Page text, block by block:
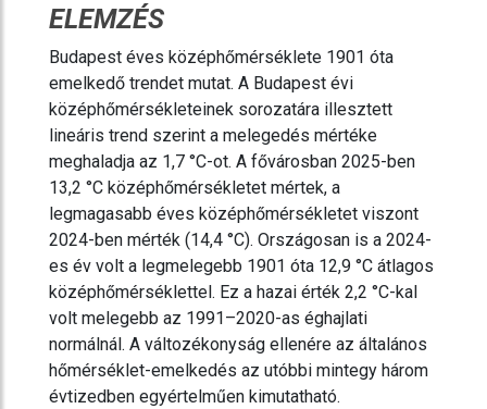
ELEMZÉS
Budapest éves középhőmérséklete 1901 óta
emelkedő trendet mutat. A Budapest évi
középhőmérsékleteinek sorozatára illesztett
lineáris trend szerint a melegedés mértéke
meghaladja az 1,7 °C-ot. A fővárosban 2025-ben
13,2 °C középhőmérsékletet mértek, a
legmagasabb éves középhőmérsékletet viszont
2024-ben mérték (14,4 °C). Országosan is a 2024-
es év volt a legmelegebb 1901 óta 12,9 °C átlagos
középhőmérséklettel. Ez a hazai érték 2,2 °C-kal
volt melegebb az 1991–2020-as éghajlati
normálnál. A változékonyság ellenére az általános
hőmérséklet-emelkedés az utóbbi mintegy három
évtizedben egyértelműen kimutatható.